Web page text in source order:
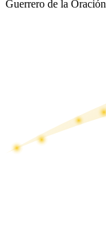
Guerrero de la Oración